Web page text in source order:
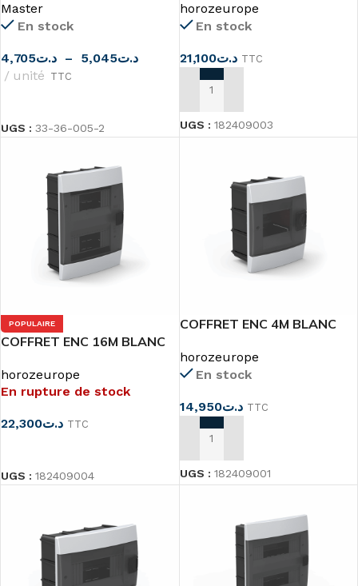
Master
En stock
د.ت4,705 – د.ت5,045
unité TTC
UGS : 33-36-005-2
horozeurope
En stock
د.ت21,100 TTC
AJOUTER AU PANIER
UGS : 182409003
POPULAIRE
COFFRET ENC 16M BLANC
horozeurope
En rupture de stock
د.ت22,300
TTC
UGS : 182409004
COFFRET ENC 4M BLANC
horozeurope
En stock
د.ت14,950 TTC
AJOUTER AU PANIER
UGS : 182409001